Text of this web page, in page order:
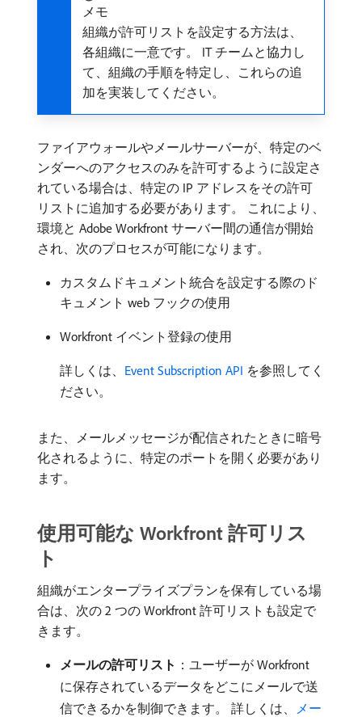
メモ
組織が許可リストを設定する方法は、
各組織に一意です。 IT チームと協力し
て、組織の手順を特定し、これらの追
加を実装してください。
ファイアウォールやメールサーバーが、特定のベ
ンダーへのアクセスのみを許可するように設定さ
れている場合は、特定の IP アドレスをその許可
リストに追加する必要があります。 これにより、
環境と Adobe Workfront サーバー間の通信が開始
され、次のプロセスが可能になります。
カスタムドキュメント統合を設定する際のド
キュメント web フックの使用
Workfront イベント登録の使用
詳しくは、 Event Subscription API を参照してく
ださい。
また、メールメッセージが配信されたときに暗号
化されるように、特定のポートを開く必要があり
ます。
使用可能な Workfront 許可リス
ト
組織がエンタープライズプランを保有している場
合は、次の 2 つの Workfront 許可リストも設定で
きます。
メールの許可リスト ：ユーザーが Workfront
に保存されているデータをどこにメールで送
信できるかを制御できます。 詳しくは、 メー